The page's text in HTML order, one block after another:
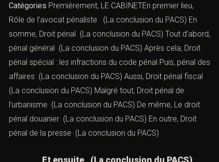
Catégories Premièrement, LE CABINETEn premier lieu,
Rôle de l’avocat pénaliste (La conclusion du PACS) En
somme, Droit pénal (La conclusion du PACS) Tout d’abord,
pénal général (La conclusion du PACS) Après cela, Droit
pénal spécial : les infractions du code pénal Puis, pénal des
affaires (La conclusion du PACS) Aussi, Droit pénal fiscal
(La conclusion du PACS) Malgré tout, Droit pénal de
l’urbanisme (La conclusion du PACS) De même, Le droit
pénal douanier (La conclusion du PACS) En outre, Droit
pénal de la presse (La conclusion du PACS)
Et ensuite, (La conclusion du PACS)